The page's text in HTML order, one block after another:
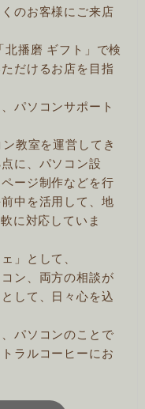
のお客様にご来店
北播磨 ギフト」で検
だけるお店を目指
パソコンサポート
教室を運営してき
に、パソコン設
ージ制作などを行
中を活用して、地
に対応していま
」として、
ン、両方の相談が
して、日々心を込
パソコンのことで
ラルコーヒーにお